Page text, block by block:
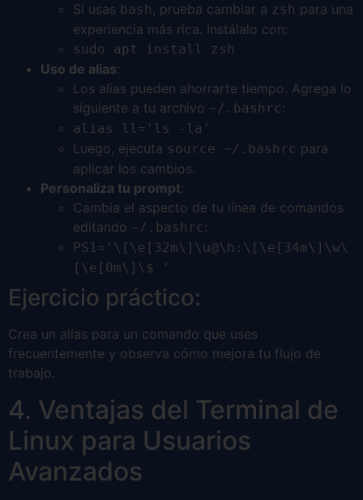
Si usas bash , prueba cambiar a zsh para una
experiencia más rica. Instálalo con:
sudo apt install zsh
Uso de alias:
Los alias pueden ahorrarte tiempo. Agrega lo
siguiente a tu archivo ~/.bashrc :
alias ll='ls -la'
Luego, ejecuta source ~/.bashrc para
aplicar los cambios.
Personaliza tu prompt:
Cambia el aspecto de tu línea de comandos
editando ~/.bashrc :
PS1='\[\e[32m\]\u@\h:\[\e[34m\]\w\
[\e[0m\]\$ '
Ejercicio práctico:
Crea un alias para un comando que uses
frecuentemente y observa cómo mejora tu flujo de
trabajo.
4. Ventajas del Terminal de
Linux para Usuarios
Avanzados